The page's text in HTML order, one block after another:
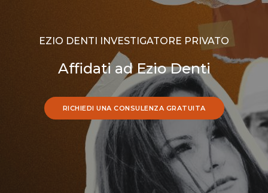
EZIO DENTI INVESTIGATORE PRIVATO
Affidati ad Ezio Denti
RICHIEDI UNA CONSULENZA GRATUITA